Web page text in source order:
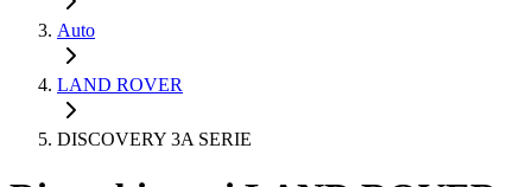
Auto
LAND ROVER
DISCOVERY 3A SERIE